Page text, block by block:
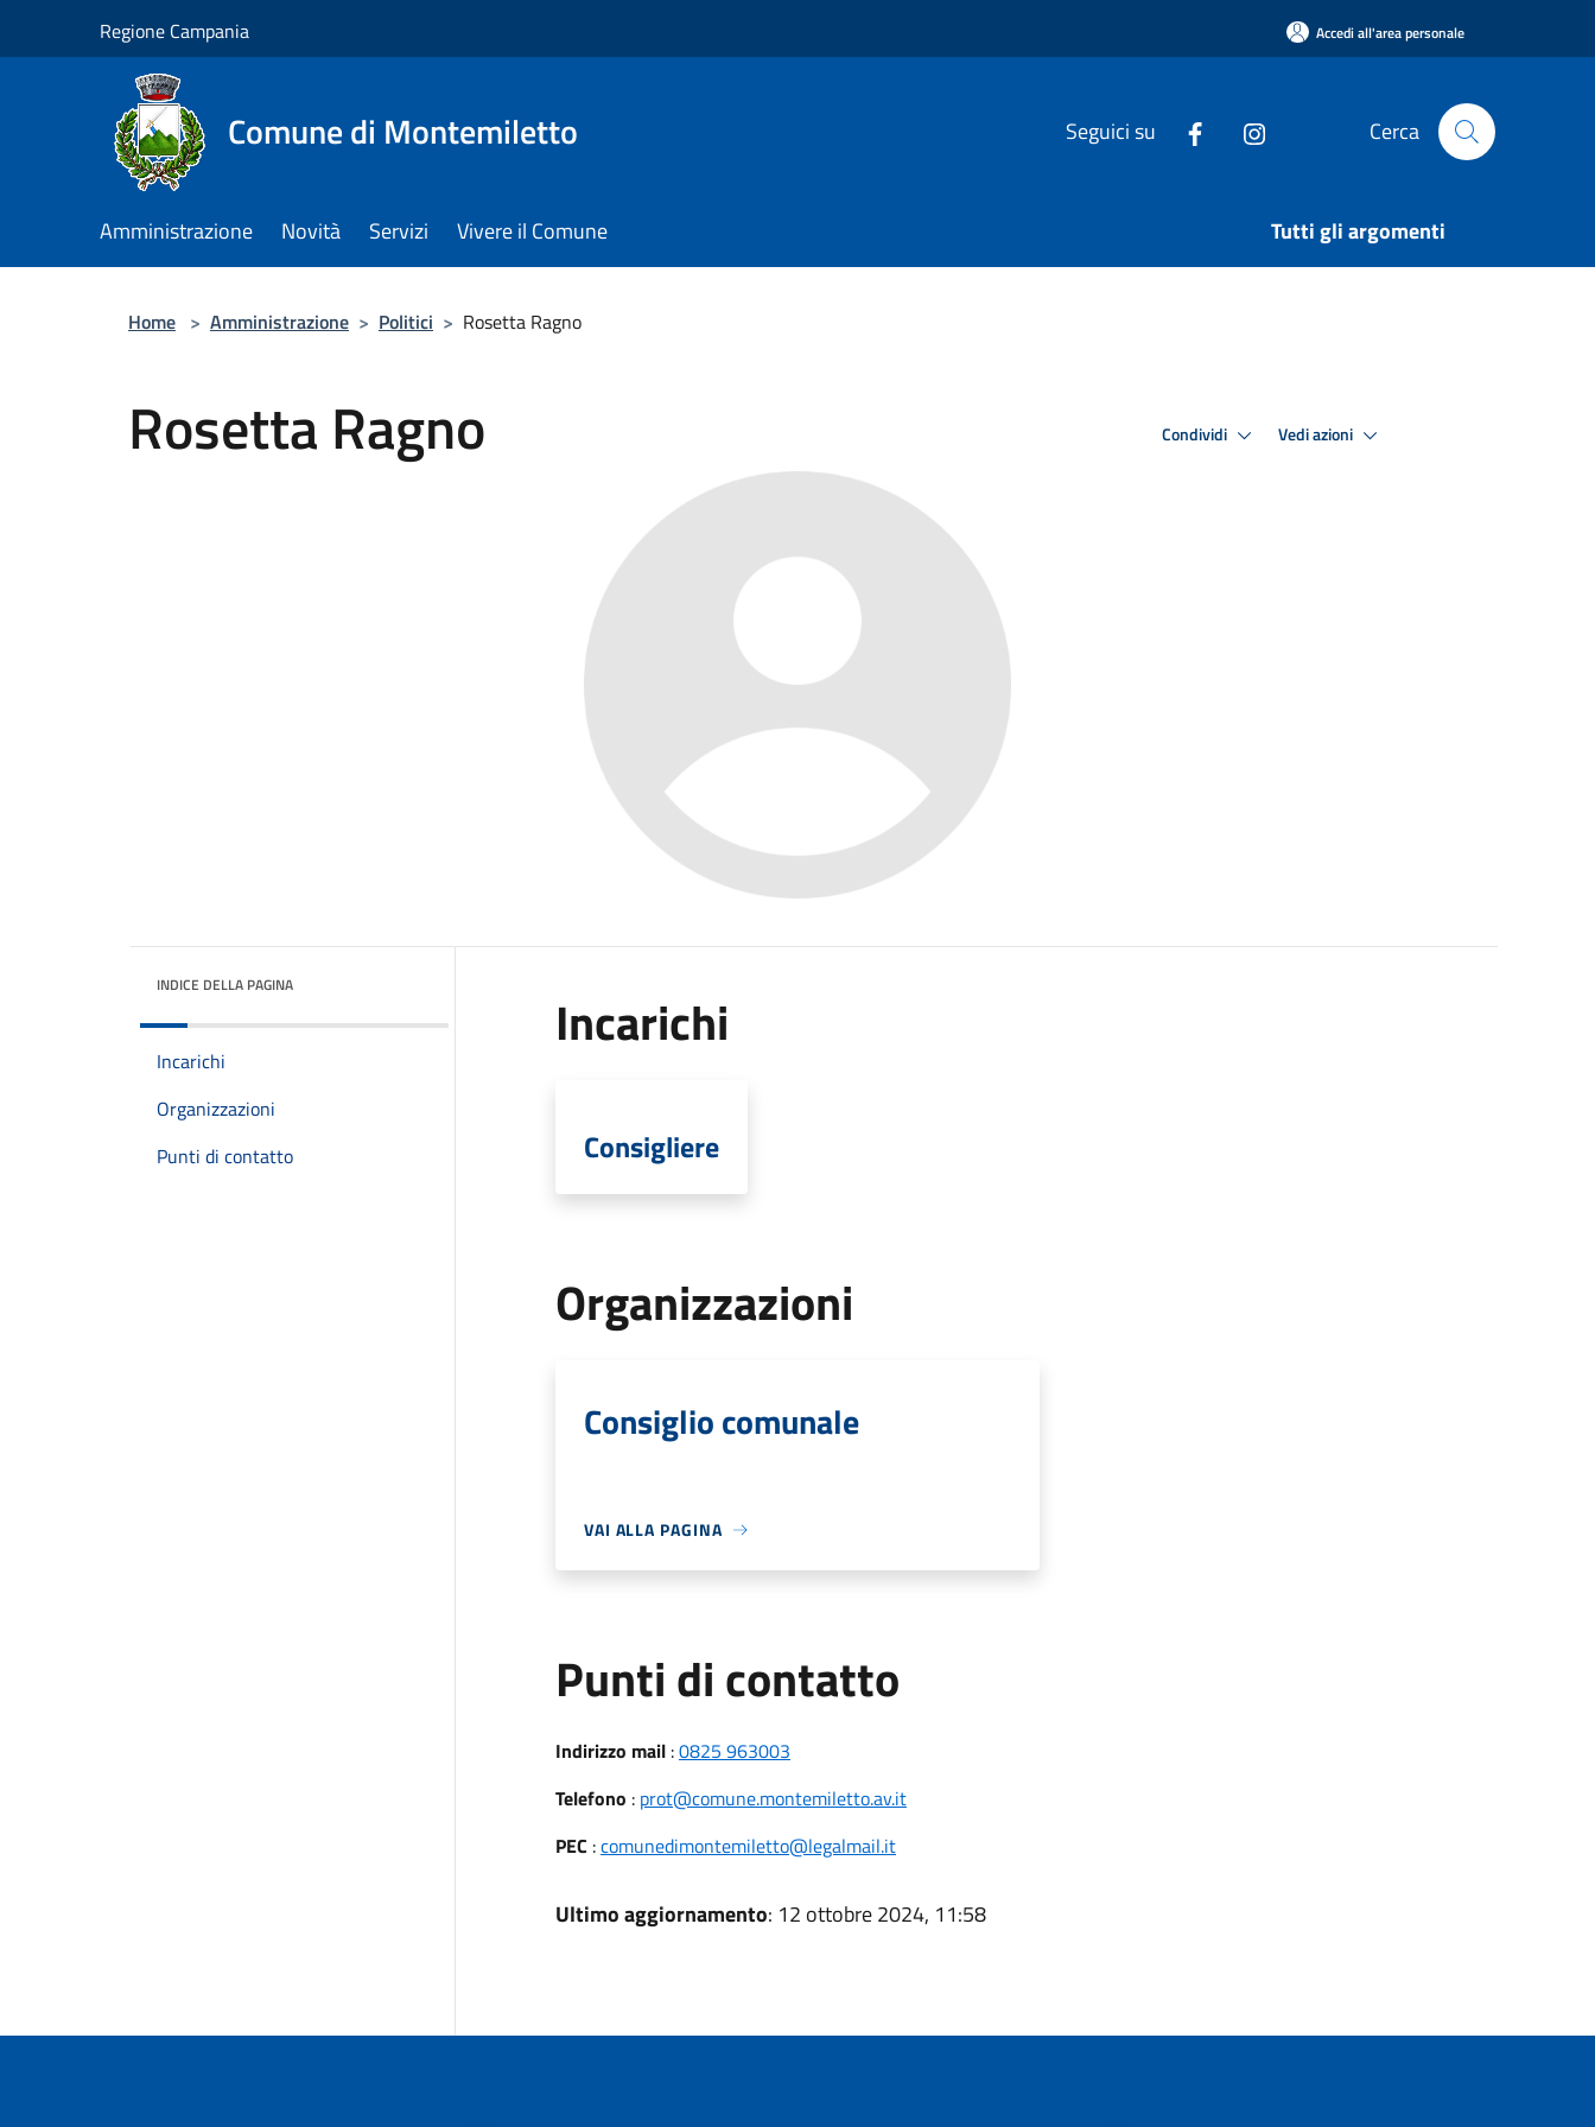
Regione Campania Accedi all'area personale
Comune di Montemiletto Seguici su Cerca
Amministrazione Novità Servizi Vivere il Comune Tutti gli argomenti
Home > Amministrazione > Politici > Rosetta Ragno
Rosetta Ragno Condividi Vedi azioni
INDICE DELLA PAGINA
Incarichi
Organizzazioni
Punti di contatto
Incarichi
Consigliere
Organizzazioni
Consiglio comunale
VAI ALLA PAGINA
Punti di contatto
Indirizzo mail:0825 963003
Telefono : prot@comune.montemiletto.av.it
PEC :comunedimontemiletto@legalmail.it
Ultimo aggiornamento: 12 ottobre 2024, 11:58